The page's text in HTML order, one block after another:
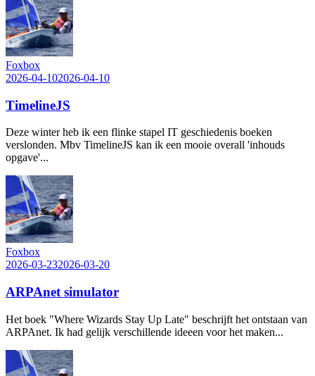
Foxbox
2026-04-102026-04-10
TimelineJS
Deze winter heb ik een flinke stapel IT geschiedenis boeken
verslonden. Mbv TimelineJS kan ik een mooie overall 'inhouds
opgave'...
Foxbox
2026-03-232026-03-20
ARPAnet simulator
Het boek "Where Wizards Stay Up Late" beschrijft het ontstaan van
ARPAnet. Ik had gelijk verschillende ideeen voor het maken...